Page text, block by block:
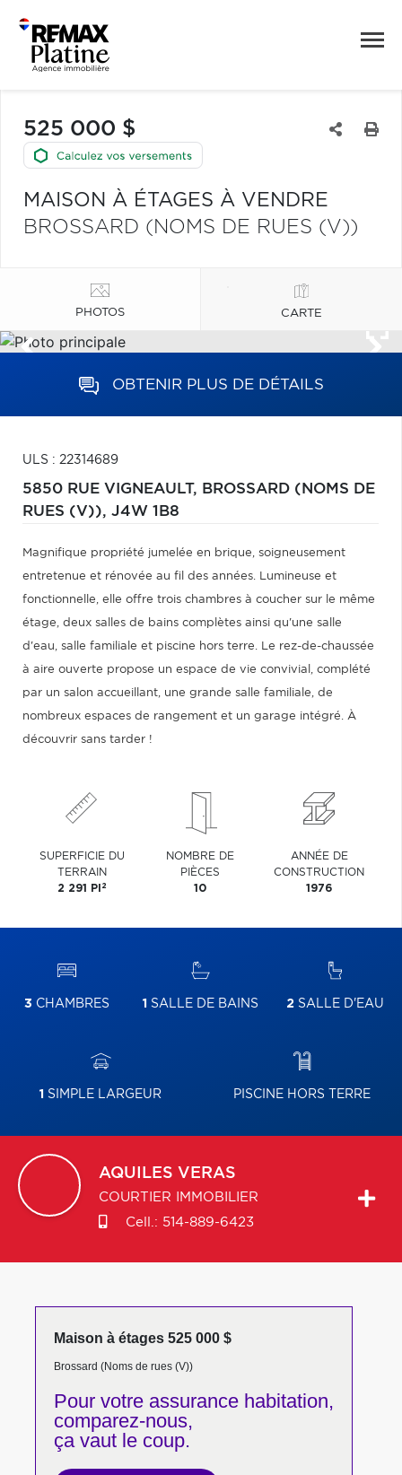
525 000 $
MAISON À ÉTAGES À VENDRE
BROSSARD (NOMS DE RUES (V))
PHOTOS CARTE
OBTENIR PLUS DE DÉTAILS
ULS : 22314689
5850 RUE VIGNEAULT, BROSSARD (NOMS DE
RUES (V)), J4W 1B8
Magnifique propriété jumelée en brique, soigneusement
entretenue et rénovée au fil des années. Lumineuse et
fonctionnelle, elle offre trois chambres à coucher sur le même
étage, deux salles de bains complètes ainsi qu'une salle
d'eau, salle familiale et piscine hors terre. Le rez-de-chaussée
à aire ouverte propose un espace de vie convivial, complété
par un salon accueillant, une grande salle familiale, de
nombreux espaces de rangement et un garage intégré. À
découvrir sans tarder !
SUPERFICIE DU
TERRAIN
2 291 PI 2
NOMBRE DE
PIÈCES
10
ANNÉE DE
CONSTRUCTION
1976
3 CHAMBRES 1 SALLE DE BAINS 2SALLE D'EAU
1 SIMPLE LARGEUR PISCINE HORS TERRE
AQUILES VERAS
COURTIER IMMOBILIER
Cell.: 514-889-6423
Maison à étages 525 000 $
Brossard (Noms de rues (V))
Pour votreassurance habitation,
comparez-nous,
ça vaut le coup.